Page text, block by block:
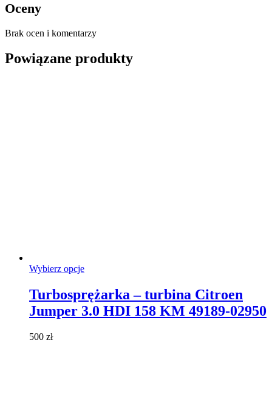
Oceny
Brak ocen i komentarzy
Powiązane produkty
Wybierz opcjeTen
wiele
wariantów.
Turbosprężarka – turbina Citroen
Jumper 3.0 HDI 158 KM 49189-02950
500 zł